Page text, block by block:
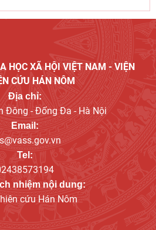
HỌC XÃ HỘI VIỆT NAM - VIỆN
CỨU HÁN NÔM
Địa chỉ:
Đông - Đống Đa - Hà Nội
Email:
Tel:
nhiệm nội dung:
cứu Hán Nôm